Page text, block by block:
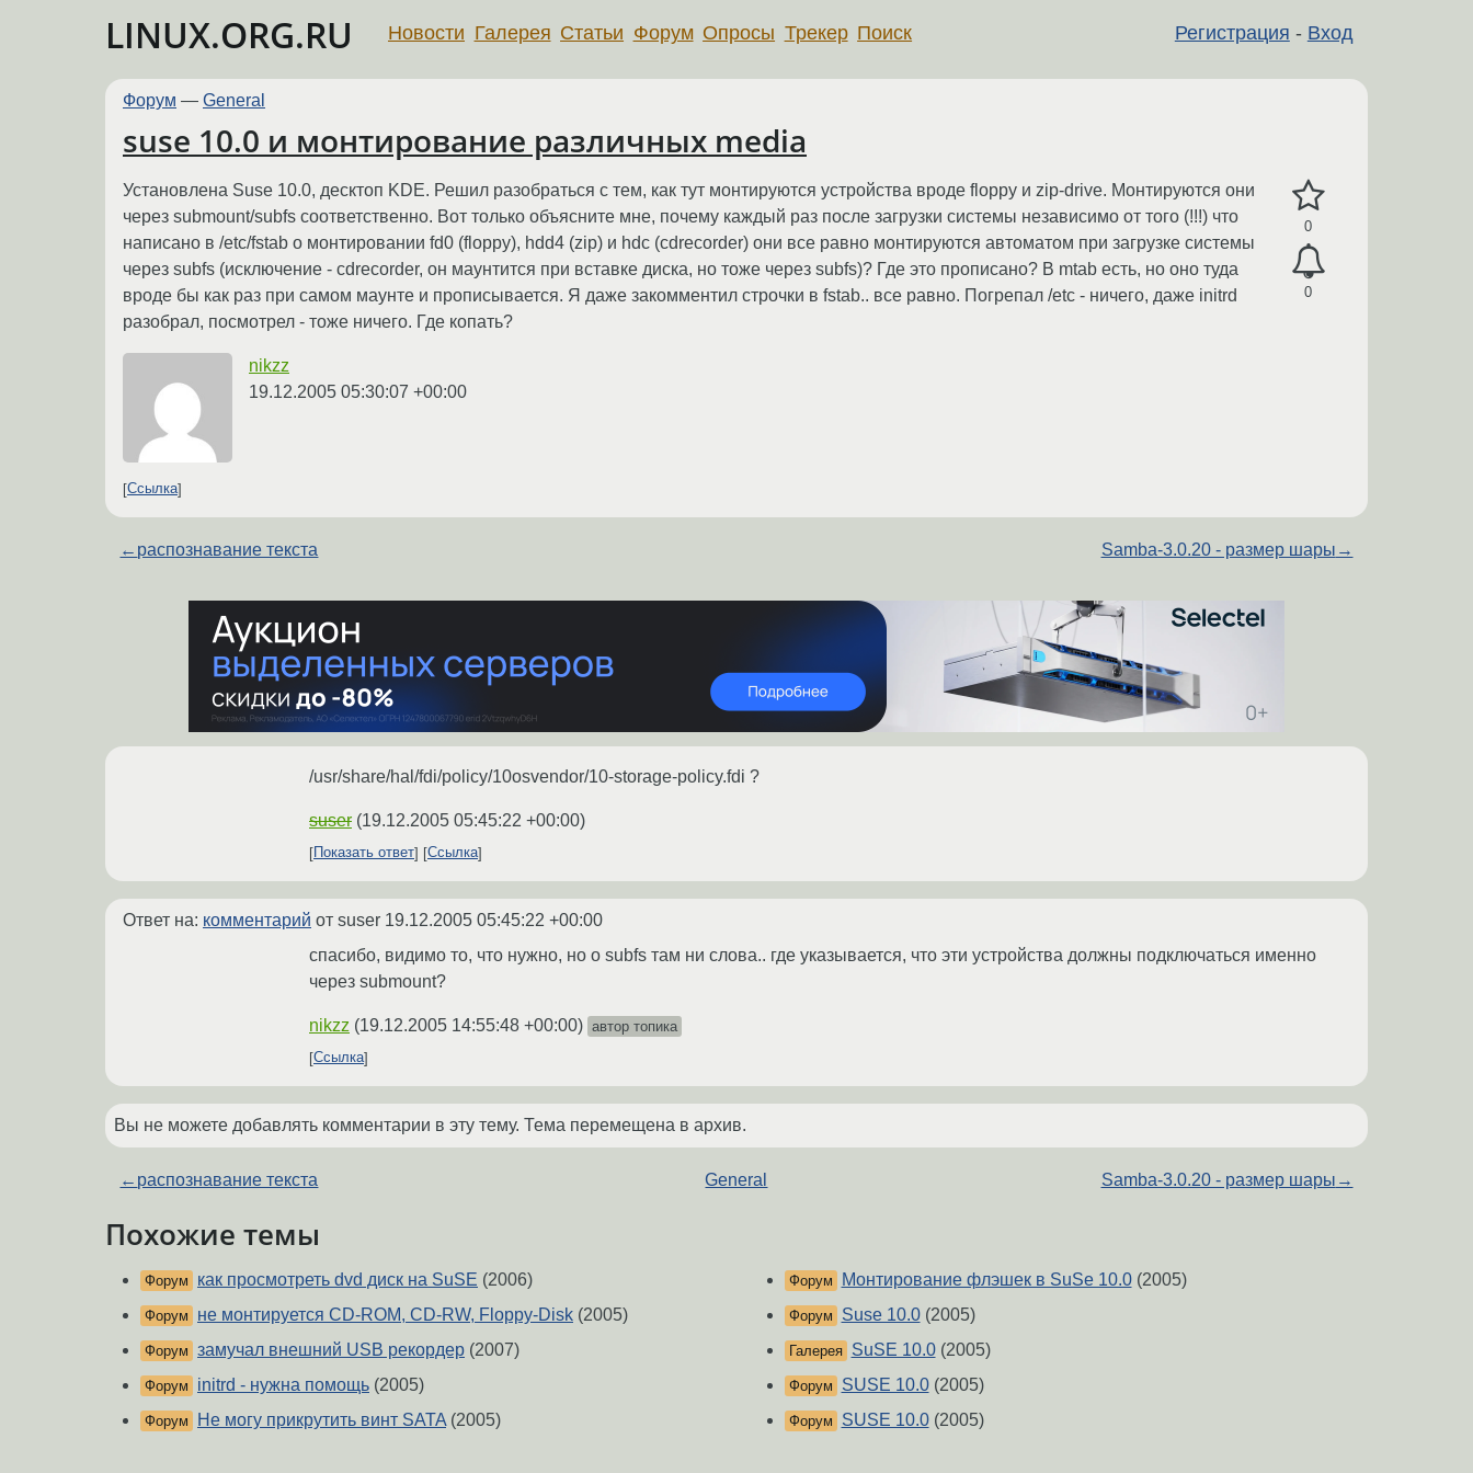
LINUX.ORG.RU Регистрация - Вход
Новости Галерея Статьи Форум Опросы Трекер Поиск
Форум — General
suse 10.0 и монтирование различных media
0
0
Установлена Suse 10.0, десктоп KDE. Решил разобраться с тем, как тут монтируются устройства вроде floppy и zip-drive. Монтируются они
через submount/subfs соответственно. Вот только объясните мне, почему каждый раз после загрузки системы независимо от того (!!!) что
написано в /etc/fstab о монтировании fd0 (floppy), hdd4 (zip) и hdc (cdrecorder) они все равно монтируются автоматом при загрузке системы
через subfs (исключение - cdrecorder, он маунтится при вставке диска, но тоже через subfs)? Где это прописано? В mtab есть, но оно туда
вроде бы как раз при самом маунте и прописывается. Я даже закомментил строчки в fstab.. все равно. Погрепал /etc - ничего, даже initrd
разобрал, посмотрел - тоже ничего. Где копать?
nikzz
19.12.2005 05:30:07 +00:00
Ссылка
← распознавание текста Samba-3.0.20 - размер шары →
/usr/share/hal/fdi/policy/10osvendor/10-storage-policy.fdi ?
suser (19.12.2005 05:45:22 +00:00)
Показать ответ Ссылка
Ответ на: комментарий от suser 19.12.2005 05:45:22 +00:00
спасибо, видимо то, что нужно, но о subfs там ни слова.. где указывается, что эти устройства должны подключаться именно
через submount?
nikzz (19.12.2005 14:55:48 +00:00) автор топика
Ссылка
Вы не можете добавлять комментарии в эту тему. Тема перемещена в архив.
← распознавание текста General Samba-3.0.20 - размер шары →
Похожие темы
Форум как просмотреть dvd диск на SuSE (2006)
Форум не монтируется CD-ROM, CD-RW, Floppy-Disk (2005)
Форум замучал внешний USB рекордер (2007)
Форум initrd - нужна помощь (2005)
Форум Не могу прикрутить винт SATA(2005)
Форум Монтирование флэшек в SuSe 10.0(2005)
Форум Suse 10.0(2005)
Галерея SuSE 10.0(2005)
Форум SUSE 10.0(2005)
Форум SUSE 10.0(2005)